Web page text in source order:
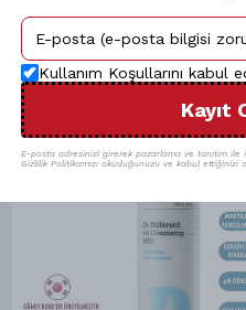
Kullanım Koşullarını kabul
Kayıt
E-posta adresinizi girerek pazarlama ve tanıtım ile
Gizlilik Politikamızı okuduğunuzu ve kabul ettiğinizi